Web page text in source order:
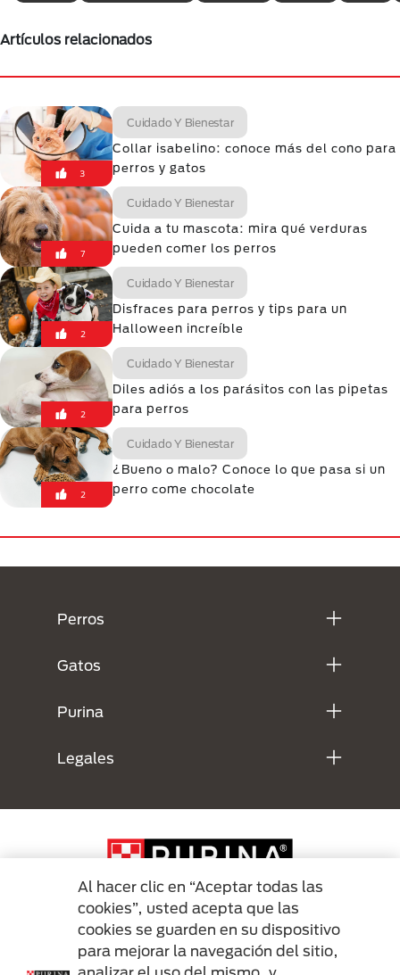
Artículos relacionados
3
Cuidado Y Bienestar
Collar isabelino: conoce más del cono para
perros y gatos
7
Cuidado Y Bienestar
Cuida a tu mascota: mira qué verduras
pueden comer los perros
2
Cuidado Y Bienestar
Disfraces para perros y tips para un
Halloween increíble
2
Cuidado Y Bienestar
Diles adiós a los parásitos con las pipetas
para perros
2
Cuidado Y Bienestar
¿Bueno o malo? Conoce lo que pasa si un
perro come chocolate
Perros
Gatos
Purina
Legales
Menu Footer Secundario Purina
Al hacer clic en “Aceptar todas las
cookies”, usted acepta que las
cookies se guarden en su dispositivo
para mejorar la navegación del sitio,